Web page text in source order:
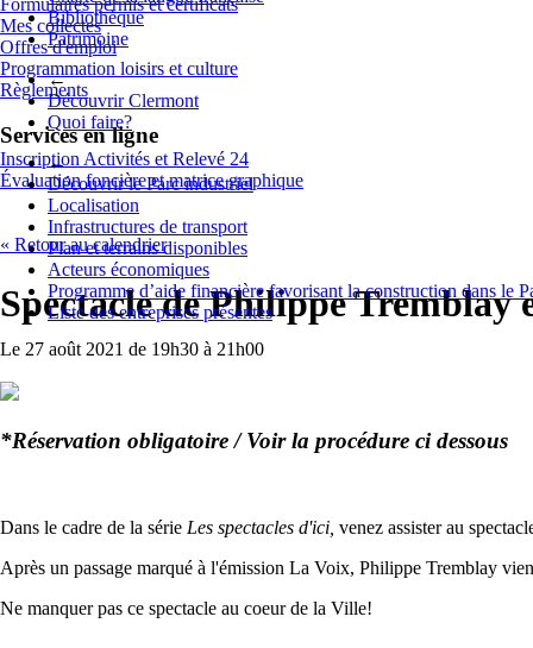
Bibliothèque
Patrimoine
←
Découvrir Clermont
Quoi faire?
←
Découvrir le Parc industriel
Localisation
Infrastructures de transport
Plan et terrains disponibles
Acteurs économiques
Programme d’aide financière favorisant la construction dans le
Liste des entreprises présentes
Mes collectes
Offres d'emploi
Programmation loisirs et culture
Règlements
Services en ligne
Inscription Activités et Relevé 24
Évaluation foncière et matrice graphique
« Retour au calendrier
Spectacle de Philippe Tremblay
Le 27 août 2021 de 19h30 à 21h00
*Réservation obligatoire / Voir la procédure ci dessous
Dans le cadre de la série Les spectacles d'ici, venez assister au
Après un passage marqué à l'émission La Voix, Philippe Tremblay
Ne manquer pas ce spectacle au coeur de la Ville!